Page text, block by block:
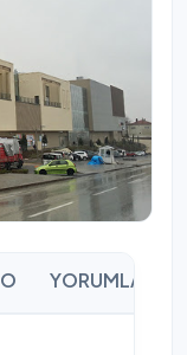
YORUMLAR